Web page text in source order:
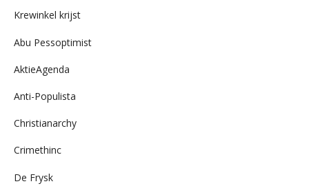
Krewinkel krijst
Abu Pessoptimist
AktieAgenda
Anti-Populista
Christianarchy
Crimethinc
De Frysk